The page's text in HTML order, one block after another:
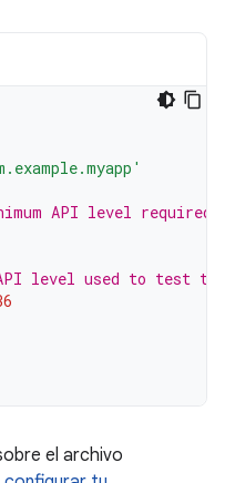
API level required
level used to test
el archivo